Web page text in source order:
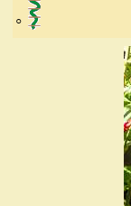
◦